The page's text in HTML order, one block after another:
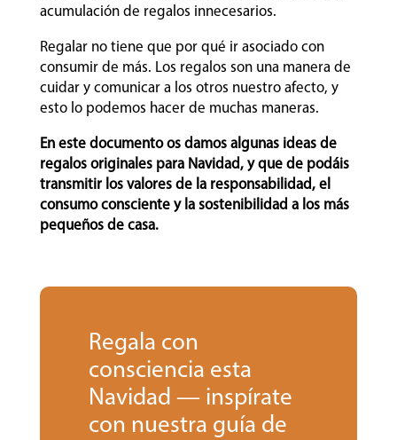
acumulación de regalos innecesarios.
Regalar no tiene que por qué ir asociado con
consumir de más. Los regalos son una manera de
cuidar y comunicar a los otros nuestro afecto, y
esto lo podemos hacer de muchas maneras.
En este documento os damos algunas ideas de
regalos originales para Navidad, y que de podáis
transmitir los valores de la responsabilidad, el
consumo consciente y la sostenibilidad a los más
pequeños de casa.
Regala con
consciencia esta
Navidad — inspírate
con nuestra guía de